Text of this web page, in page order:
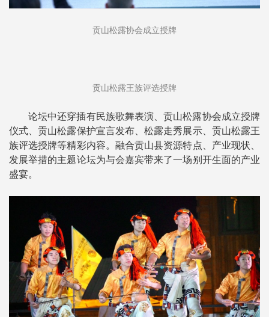
贡山松露协会成立授牌
贡山松露王族评选授牌
论坛中还穿插有民族歌舞表演、贡山松露协会成立授牌
仪式、贡山松露保护宣言发布、松露走秀展示、贡山松露王
族评选授牌等精彩内容。融合贡山县资源特点、产业现状、
发展举措的主题论坛为与会嘉宾带来了一场别开生面的产业
盛宴。